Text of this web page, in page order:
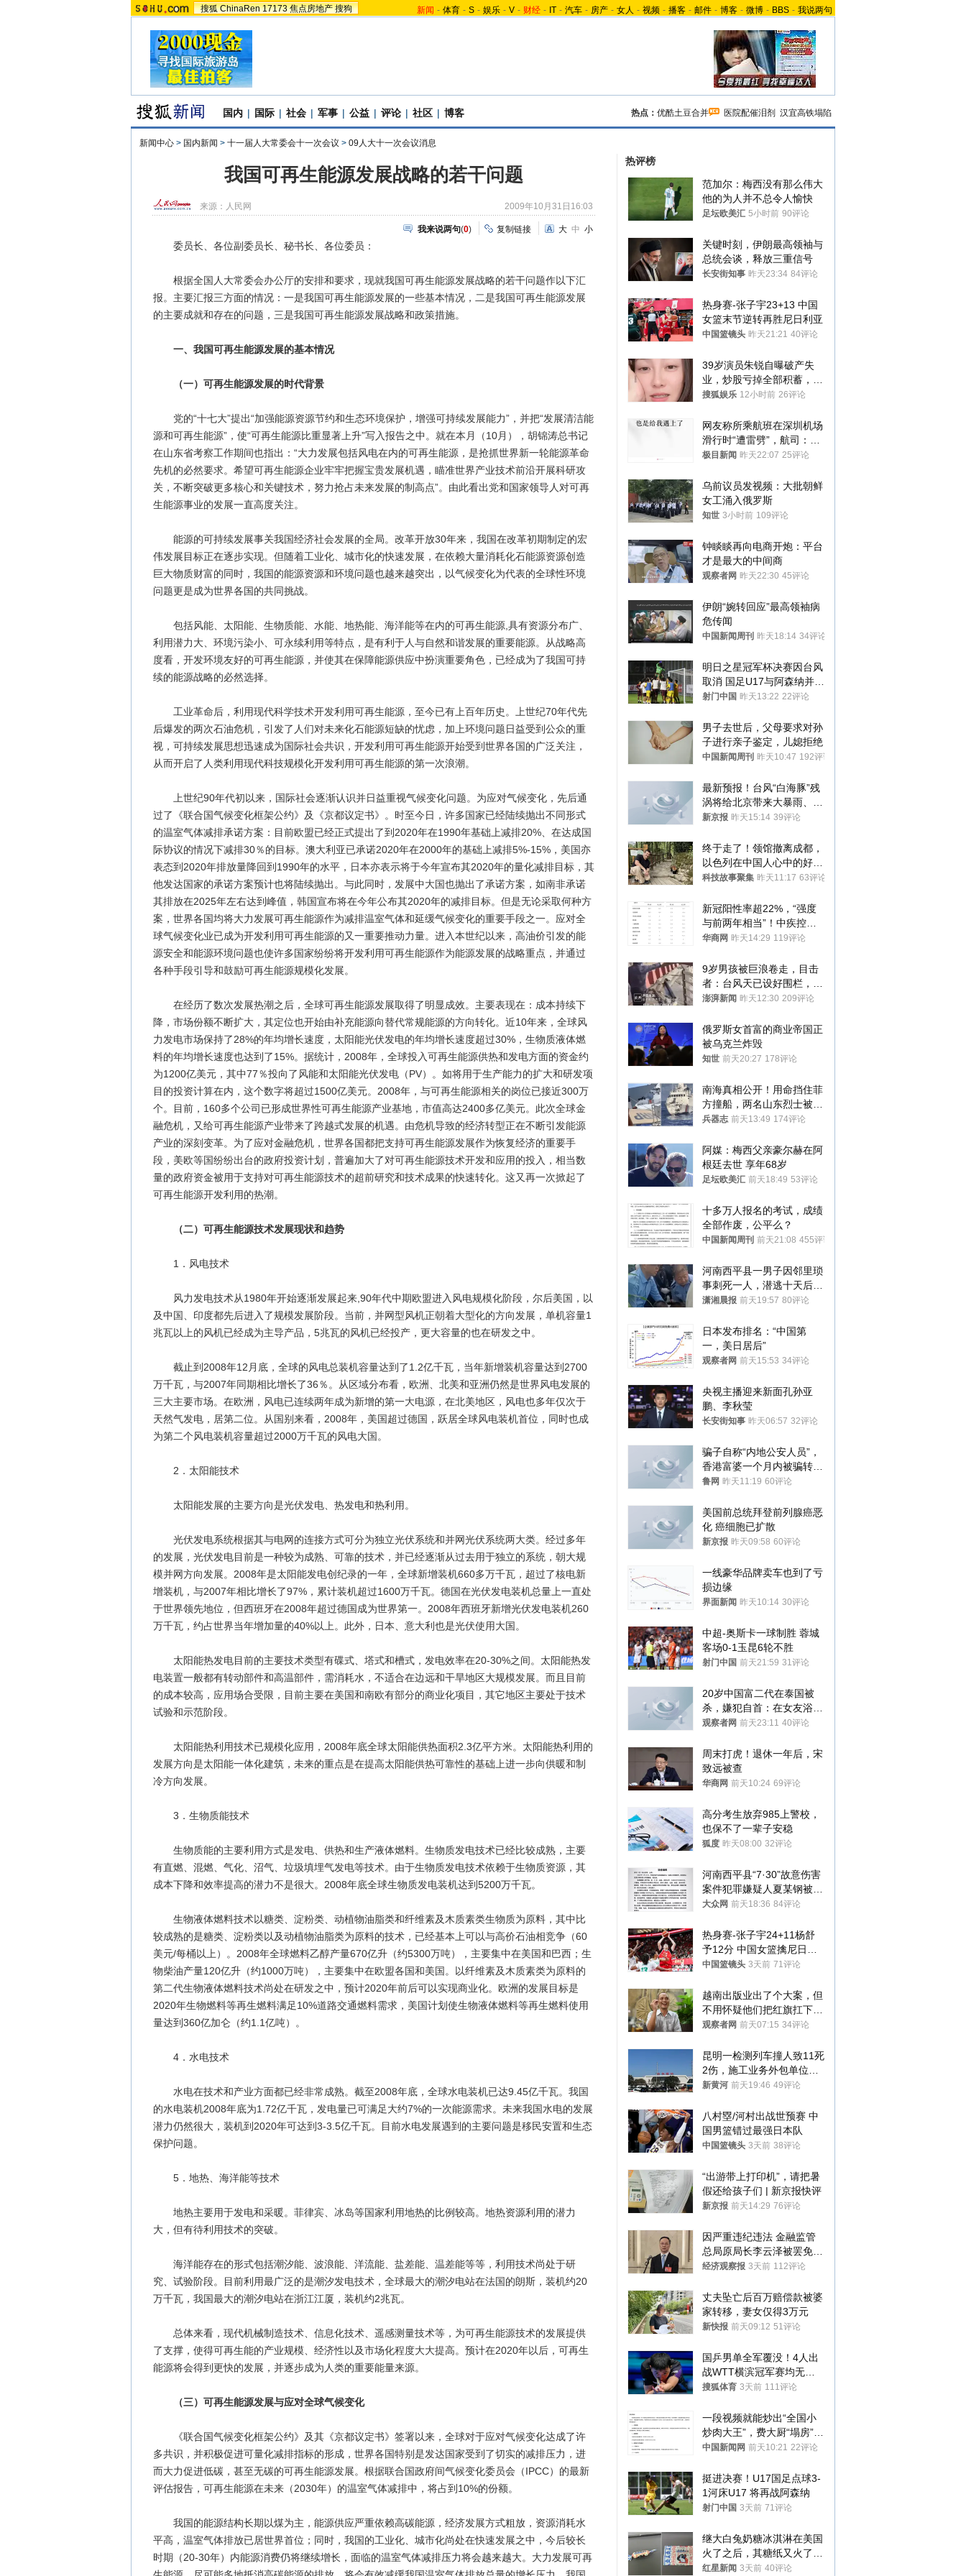
搜狐 ChinaRen 17173 焦点房地产 搜狗 新闻 - 体育 - S - 娱乐 - V - 财经 - IT - 汽车 - 房产 - 女人 - 视频 - 播客 - 邮件 - 博客 - 微博 - BBS - 我说两句
国内 | 国际 | 社会 | 军事 | 公益 | 评论 | 社区 | 博客 热点： 优酷土豆合并 医院配催泪剂 汉宜高铁塌陷
新闻中心 > 国内新闻 > 十一届人大常委会十一次会议 > 09人大十一次会议消息
我国可再生能源发展战略的若干问题
来源： 人民网 2009年10月31日16:03
我来说两句(0) 复制链接 大 中 小
委员长、各位副委员长、秘书长、各位委员：
根据全国人大常委会办公厅的安排和要求，现就我国可再生能源发展战略的若干问题作以下汇
报。主要汇报三方面的情况：一是我国可再生能源发展的一些基本情况，二是我国可再生能源发展
的主要成就和存在的问题，三是我国可再生能源发展战略和政策措施。
一、我国可再生能源发展的基本情况
（一）可再生能源发展的时代背景
党的“十七大”提出“加强能源资源节约和生态环境保护，增强可持续发展能力”，并把“发展清洁能
源和可再生能源”，使“可再生能源比重显著上升”写入报告之中。就在本月（10月），胡锦涛总书记
在山东省考察工作期间也指出：“大力发展包括风电在内的可再生能源，是抢抓世界新一轮能源革命
先机的必然要求。希望可再生能源企业牢牢把握宝贵发展机遇，瞄准世界产业技术前沿开展科研攻
关，不断突破更多核心和关键技术，努力抢占未来发展的制高点”。由此看出党和国家领导人对可再
生能源事业的发展一直高度关注。
能源的可持续发展事关我国经济社会发展的全局。改革开放30年来，我国在改革初期制定的宏
伟发展目标正在逐步实现。但随着工业化、城市化的快速发展，在依赖大量消耗化石能源资源创造
巨大物质财富的同时，我国的能源资源和环境问题也越来越突出，以气候变化为代表的全球性环境
问题更是成为世界各国的共同挑战。
包括风能、太阳能、生物质能、水能、地热能、海洋能等在内的可再生能源,具有资源分布广、
利用潜力大、环境污染小、可永续利用等特点，是有利于人与自然和谐发展的重要能源。从战略高
度看，开发环境友好的可再生能源，并使其在保障能源供应中扮演重要角色，已经成为了我国可持
续的能源战略的必然选择。
工业革命后，利用现代科学技术开发利用可再生能源，至今已有上百年历史。上世纪70年代先
后爆发的两次石油危机，引发了人们对未来化石能源短缺的忧虑，加上环境问题日益受到公众的重
视，可持续发展思想迅速成为国际社会共识，开发利用可再生能源开始受到世界各国的广泛关注，
从而开启了人类利用现代科技规模化开发利用可再生能源的第一次浪潮。
上世纪90年代初以来，国际社会逐渐认识并日益重视气候变化问题。为应对气候变化，先后通
过了《联合国气候变化框架公约》及《京都议定书》。时至今日，许多国家已经陆续抛出不同形式
的温室气体减排承诺方案：目前欧盟已经正式提出了到2020年在1990年基础上减排20%、在达成国
际协议的情况下减排30％的目标。澳大利亚已承诺2020年在2000年的基础上减排5%-15%，美国亦
表态到2020年排放量降回到1990年的水平，日本亦表示将于今年宣布其2020年的量化减排目标，其
他发达国家的承诺方案预计也将陆续抛出。与此同时，发展中大国也抛出了承诺方案，如南非承诺
其排放在2025年左右达到峰值，韩国宣布将在今年公布其2020年的减排目标。但是无论采取何种方
案，世界各国均将大力发展可再生能源作为减排温室气体和延缓气候变化的重要手段之一。应对全
球气候变化业已成为开发利用可再生能源的又一重要推动力量。进入本世纪以来，高油价引发的能
源安全和能源环境问题也使许多国家纷纷将开发利用可再生能源作为能源发展的战略重点，并通过
各种手段引导和鼓励可再生能源规模化发展。
在经历了数次发展热潮之后，全球可再生能源发展取得了明显成效。主要表现在：成本持续下
降，市场份额不断扩大，其定位也开始由补充能源向替代常规能源的方向转化。近10年来，全球风
力发电市场保持了28%的年均增长速度，太阳能光伏发电的年均增长速度超过30%，生物质液体燃
料的年均增长速度也达到了15%。据统计，2008年，全球投入可再生能源供热和发电方面的资金约
为1200亿美元，其中77％投向了风能和太阳能光伏发电（PV）。如将用于生产能力的扩大和研发项
目的投资计算在内，这个数字将超过1500亿美元。2008年，与可再生能源相关的岗位已接近300万
个。目前，160多个公司已形成世界性可再生能源产业基地，市值高达2400多亿美元。此次全球金
融危机，又给可再生能源产业带来了跨越式发展的机遇。由危机导致的经济转型正在不断引发能源
产业的深刻变革。为了应对金融危机，世界各国都把支持可再生能源发展作为恢复经济的重要手
段，美欧等国纷纷出台的政府投资计划，普遍加大了对可再生能源技术开发和应用的投入，相当数
量的政府资金被用于支持对可再生能源技术的超前研究和技术成果的快速转化。这又再一次掀起了
可再生能源开发利用的热潮。
（二）可再生能源技术发展现状和趋势
1．风电技术
风力发电技术从1980年开始逐渐发展起来,90年代中期欧盟进入风电规模化阶段，尔后美国，以
及中国、印度都先后进入了规模发展阶段。当前，并网型风机正朝着大型化的方向发展，单机容量1
兆瓦以上的风机已经成为主导产品，5兆瓦的风机已经投产，更大容量的也在研发之中。
截止到2008年12月底，全球的风电总装机容量达到了1.2亿千瓦，当年新增装机容量达到2700
万千瓦，与2007年同期相比增长了36％。从区域分布看，欧洲、北美和亚洲仍然是世界风电发展的
三大主要市场。在欧洲，风电已连续两年成为新增的第一大电源，在北美地区，风电也多年仅次于
天然气发电，居第二位。从国别来看，2008年，美国超过德国，跃居全球风电装机首位，同时也成
为第二个风电装机容量超过2000万千瓦的风电大国。
2．太阳能技术
太阳能发展的主要方向是光伏发电、热发电和热利用。
光伏发电系统根据其与电网的连接方式可分为独立光伏系统和并网光伏系统两大类。经过多年
的发展，光伏发电目前是一种较为成熟、可靠的技术，并已经逐渐从过去用于独立的系统，朝大规
模并网方向发展。2008年是太阳能发电创纪录的一年，全球新增装机660多万千瓦，超过了核电新
增装机，与2007年相比增长了97%，累计装机超过1600万千瓦。德国在光伏发电装机总量上一直处
于世界领先地位，但西班牙在2008年超过德国成为世界第一。2008年西班牙新增光伏发电装机260
万千瓦，约占世界当年增加量的40%以上。此外，日本、意大利也是光伏使用大国。
太阳能热发电目前的主要技术类型有碟式、塔式和槽式，发电效率在20-30%之间。太阳能热发
电装置一般都有转动部件和高温部件，需消耗水，不适合在边远和干旱地区大规模发展。而且目前
的成本较高，应用场合受限，目前主要在美国和南欧有部分的商业化项目，其它地区主要处于技术
试验和示范阶段。
太阳能热利用技术已规模化应用，2008年底全球太阳能供热面积2.3亿平方米。太阳能热利用的
发展方向是太阳能一体化建筑，未来的重点是在提高太阳能供热可靠性的基础上进一步向供暖和制
冷方向发展。
3．生物质能技术
生物质能的主要利用方式是发电、供热和生产液体燃料。生物质发电技术已经比较成熟，主要
有直燃、混燃、气化、沼气、垃圾填埋气发电等技术。由于生物质发电技术依赖于生物质资源，其
成本下降和效率提高的潜力不是很大。2008年底全球生物质发电装机达到5200万千瓦。
生物液体燃料技术以糖类、淀粉类、动植物油脂类和纤维素及木质素类生物质为原料，其中比
较成熟的是糖类、淀粉类以及动植物油脂类为原料的技术，已经基本上可以与高价石油相竞争（60
美元/每桶以上）。2008年全球燃料乙醇产量670亿升（约5300万吨），主要集中在美国和巴西；生
物柴油产量120亿升（约1000万吨），主要集中在欧盟各国和美国。以纤维素及木质素类为原料的
第二代生物液体燃料技术尚处在研发之中，预计2020年前后可以实现商业化。欧洲的发展目标是
2020年生物燃料等再生燃料满足10%道路交通燃料需求，美国计划使生物液体燃料等再生燃料使用
量达到360亿加仑（约1.1亿吨）。
4．水电技术
水电在技术和产业方面都已经非常成熟。截至2008年底，全球水电装机已达9.45亿千瓦。我国
的水电装机2008年底为1.72亿千瓦，发电量已可满足大约7%的一次能源需求。未来我国水电的发展
潜力仍然很大，装机到2020年可达到3-3.5亿千瓦。目前水电发展遇到的主要问题是移民安置和生态
保护问题。
5．地热、海洋能等技术
地热主要用于发电和采暖。菲律宾、冰岛等国家利用地热的比例较高。地热资源利用的潜力
大，但有待利用技术的突破。
海洋能存在的形式包括潮汐能、波浪能、洋流能、盐差能、温差能等等，利用技术尚处于研
究、试验阶段。目前利用最广泛的是潮汐发电技术，全球最大的潮汐电站在法国的朗斯，装机约20
万千瓦，我国最大的潮汐电站在浙江江厦，装机约2兆瓦。
总体来看，现代机械制造技术、信息化技术、遥感测量技术等，为可再生能源技术的发展提供
了支撑，使得可再生能的产业规模、经济性以及市场化程度大大提高。预计在2020年以后，可再生
能源将会得到更快的发展，并逐步成为人类的重要能量来源。
（三）可再生能源发展与应对全球气候变化
《联合国气候变化框架公约》及其《京都议定书》签署以来，全球对于应对气候变化达成了许
多共识，并积极促进可量化减排指标的形成，世界各国特别是发达国家受到了切实的减排压力，进
而大力促进低碳，甚至无碳的可再生能源发展。根据联合国政府间气候变化委员会（IPCC）的最新
评估报告，可再生能源在未来（2030年）的温室气体减排中，将占到10%的份额。
我国的能源结构长期以煤为主，能源供应严重依赖高碳能源，经济发展方式粗放，资源消耗水
平高，温室气体排放已居世界首位；同时，我国的工业化、城市化尚处在快速发展之中，今后较长
时期（20-30年）内能源消费仍将继续增长，面临的温室气体减排压力将会越来越大。大力发展可再
热评榜
范加尔：梅西没有那么伟大
他的为人并不总令人愉快
足坛欧美汇 5小时前 90评论
关键时刻，伊朗最高领袖与
总统会谈，释放三重信号
长安街知事 昨天23:34 84评论
热身赛-张子宇23+13 中国
女篮末节逆转再胜尼日利亚
中国篮镜头 昨天21:21 40评论
39岁演员朱锐自曝破产失
业，炒股亏掉全部积蓄，日
常生计靠年迈母亲接济
搜狐娱乐 12小时前 26评论
网友称所乘航班在深圳机场
滑行时“遭雷劈”，航司：飞
机发现雷击点20余处，已更
极目新闻 昨天22:07 25评论
乌前议员发视频：大批朝鲜
女工涌入俄罗斯
知世 3小时前 109评论
钟睒睒再向电商开炮：平台
才是最大的中间商
观察者网 昨天22:30 45评论
伊朗“婉转回应”最高领袖病
危传闻
中国新闻周刊 昨天18:14 34评论
明日之星冠军杯决赛因台风
取消 国足U17与阿森纳并列
冠军
射门中国 昨天13:22 22评论
男子去世后，父母要求对孙
子进行亲子鉴定，儿媳拒绝
中国新闻周刊 昨天10:47 192评论
最新预报！台风“白海豚”残
涡将给北京带来大暴雨、特
大暴雨
新京报 昨天15:14 39评论
终于走了！领馆撤离成都，
以色列在中国人心中的好感
是咋崩盘的？
科技故事聚集 昨天11:17 63评论
新冠阳性率超22%，“强度
与前两年相当”！中疾控最
新提醒
华商网 昨天14:29 119评论
9岁男孩被巨浪卷走，目击
者：台风天已设好围栏，一
家四口翻入时保安曾喊话劝
澎湃新闻 昨天12:30 209评论
俄罗斯女首富的商业帝国正
被乌克兰炸毁
知世 前天20:27 178评论
南海真相公开！用命挡住菲
方撞船，两名山东烈士被授
武警最高荣誉
兵器志 前天13:49 174评论
阿媒：梅西父亲豪尔赫在阿
根廷去世 享年68岁
足坛欧美汇 前天18:49 53评论
十多万人报名的考试，成绩
全部作废，公平么？
中国新闻周刊 前天21:08 455评论
河南西平县一男子因邻里琐
事刺死一人，潜逃十天后在
十多公里外一片玉米地里落
潇湘晨报 前天19:57 80评论
日本发布排名：“中国第
一，美日居后”
观察者网 前天15:53 34评论
央视主播迎来新面孔孙亚
鹏、李秋莹
长安街知事 昨天06:57 32评论
骗子自称“内地公安人员”，
香港富婆一个月内被骗转账
81次，损失约6894万港元
鲁网 昨天11:19 60评论
美国前总统拜登前列腺癌恶
化 癌细胞已扩散
新京报 昨天09:58 60评论
一线豪华品牌卖车也到了亏
损边缘
界面新闻 昨天10:14 30评论
中超-奥斯卡一球制胜 蓉城
客场0-1玉昆6轮不胜
射门中国 前天21:59 31评论
20岁中国富二代在泰国被
杀，嫌犯自首：在女友浴室
看到他
观察者网 前天23:11 40评论
周末打虎！退休一年后，宋
致远被查
华商网 前天10:24 69评论
高分考生放弃985上警校，
也保不了一辈子安稳
狐度 昨天08:00 32评论
河南西平县“7·30”故意伤害
案件犯罪嫌疑人夏某钢被抓
获
大众网 前天18:36 84评论
热身赛-张子宇24+11杨舒
予12分 中国女篮擒尼日利
亚
中国篮镜头 3天前 71评论
越南出版业出了个大案，但
不用怀疑他们把红旗扛下去
的决心
观察者网 前天07:15 34评论
昆明一检测列车撞人致11死
2伤，施工业务外包单位被
罚1.5万元，国铁昆明局被
新黄河 前天19:46 49评论
八村塁/河村出战世预赛 中
国男篮错过最强日本队
中国篮镜头 3天前 38评论
“出游带上打印机”，请把暑
假还给孩子们 | 新京报快评
新京报 前天14:29 76评论
因严重违纪违法 金融监管
总局原局长李云泽被罢免全
国人大代表
经济观察报 3天前 112评论
丈夫坠亡后百万赔偿款被婆
家转移，妻女仅得3万元
新快报 前天09:12 51评论
国乒男单全军覆没！4人出
战WTT横滨冠军赛均无缘
八强
搜狐体育 3天前 111评论
一段视频就能炒出“全国小
炒肉大王”，费大厨“塌房”了
吗？
中国新闻网 前天10:21 22评论
挺进决赛！U17国足点球3-
1河床U17 将再战阿森纳
射门中国 3天前 71评论
继大白兔奶糖冰淇淋在美国
火了之后，其糖纸又火了！
海外博主盛赞：平面设计经
红星新闻 3天前 40评论